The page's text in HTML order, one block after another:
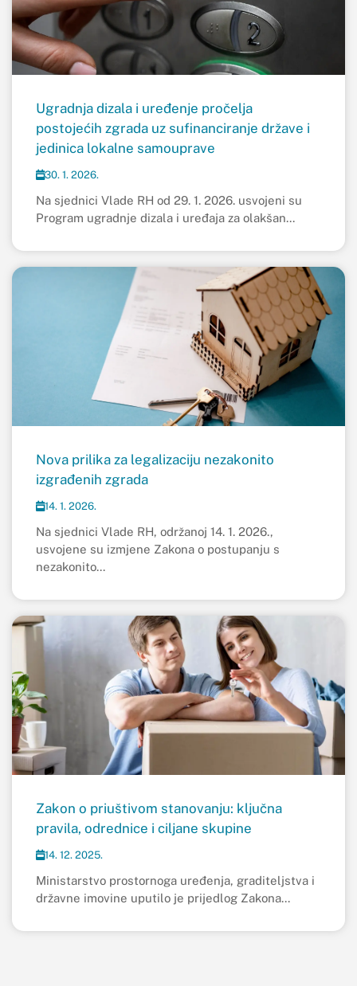
Ugradnja dizala i uređenje pročelja
postojećih zgrada uz sufinanciranje države i
jedinica lokalne samouprave
30. 1. 2026.
Na sjednici Vlade RH od 29. 1. 2026. usvojeni su
Program ugradnje dizala i uređaja za olakšan...
Nova prilika za legalizaciju nezakonito
izgrađenih zgrada
14. 1. 2026.
Na sjednici Vlade RH, održanoj 14. 1. 2026.,
usvojene su izmjene Zakona o postupanju s
nezakonito...
Zakon o priuštivom stanovanju: ključna
pravila, odrednice i ciljane skupine
14. 12. 2025.
Ministarstvo prostornoga uređenja, graditeljstva i
državne imovine uputilo je prijedlog Zakona...